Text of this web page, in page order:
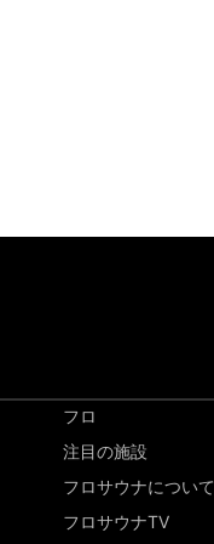
フロ
注目の施設
フロサウナについて
フロサウナTV